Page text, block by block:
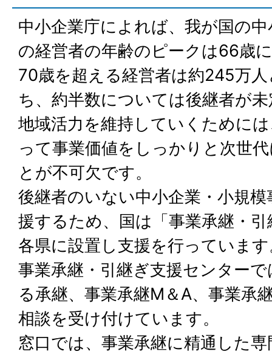
中小企業庁によれば、我が国の
の経営者の年齢のピークは66歳
70歳を超える経営者は約245万
ち、約半数については後継者が
地域活力を維持していくために
って事業価値をしっかりと次世
とが不可欠です。
後継者のいない中小企業・小規
援するため、国は「事業承継・
各県に設置し支援を行っていま
事業承継・引継ぎ支援センター
る承継、事業承継M＆A、事業承
相談を受け付けています。
窓口では、事業承継に精通した